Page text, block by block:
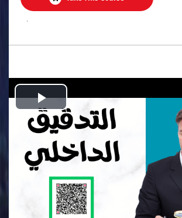
.
Play
Video